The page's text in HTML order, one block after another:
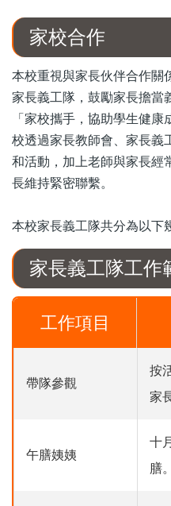
家校合作
本校重視與家長伙伴合作關
家長義工隊，鼓勵家長擔當
「家校攜手，協助學生健
校透過家長教師會、家長義
和活動，加上老師與家長經
長維持緊密聯繫。
本校家長義工隊共分為以下
家長義工隊工作
工作項目
帶隊參觀
按
家
午膳姨姨
十
膳。